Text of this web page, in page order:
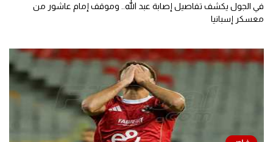
في الجول يكشف تفاصيل إصابة عبد الله.. وموقف إمام عاشور من
معسكر إسبانيا